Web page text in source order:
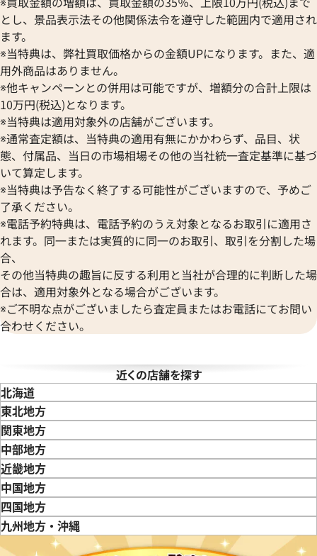
アキング 14010 ブラック文
格
点の参考買取価格です
字盤
参考買取価格
※2025年11月時点の参考買取
アキング 5500 ブラック文
参考買取価格
オメガ
ORIENT
オリエント
ORIS
オリス
Audemars Piguet
オーデマ ピゲ
Vacheron Constantin
ヴァシュロン・コンスタンタン
Van Cleef & Arpels
ヴァンクリーフ＆アーペル
Versace
ヴェルサーチ
Wempe
セイコー
CENTURY
センチュリー
ZENITH
ゼニス
ブルガリ
Breguet
ブレゲ
BULOVA
ブローバ
Bell & Ross
ベル＆ロス
BAUME＆MERCIER
ボーム＆メルシエ
BALL Watch
ボール ウォッチ
とし、景品表示法その他関係法令を遵守した範囲内で適用され
ます。
※当特典は、弊社買取価格からの金額UPになります。また、適
用外商品はありません。
※他キャンペーンとの併用は可能ですが、増額分の合計上限は
10万円(税込)となります。
※当特典は適用対象外の店舗がございます。
※通常査定額は、当特典の適用有無にかかわらず、品目、状
態、付属品、当日の市場相場その他の当社統一査定基準に基づ
いて算定します。
※当特典は予告なく終了する可能性がございますので、予めご
了承ください。
※電話予約特典は、電話予約のうえ対象となるお取引に適用さ
れます。同一または実質的に同一のお取引、取引を分割した場
合、
その他当特典の趣旨に反する利用と当社が合理的に判断した場
合は、適用対象外となる場合がございます。
※ご不明な点がございましたら査定員またはお電話にてお問い
合わせください。
近くの店舗を探す
北海道
東北地方
青森県岩手県
関東地方
東京都神奈川県
中部地方
新潟県富山県
近畿地方
三重県滋賀県
中国地方
鳥取県島根県
四国地方
徳島県香川県愛媛県
九州地方・沖縄
福岡県
佐賀県 長崎県 熊本県大分県宮崎県鹿児島県